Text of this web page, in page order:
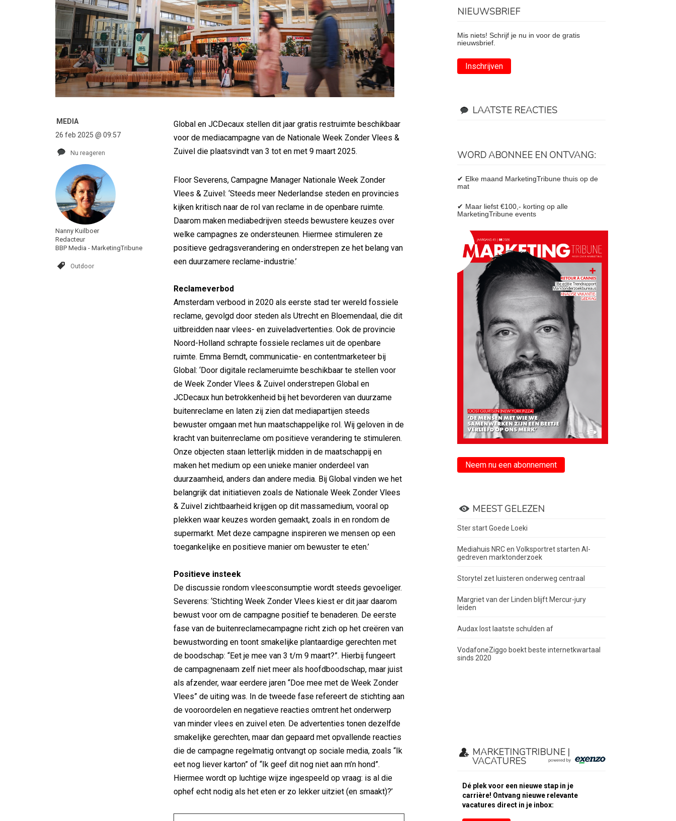
MEDIA
26 feb 2025 @ 09:57
Nu reageren
Nanny Kuilboer
Redacteur
BBP Media - MarketingTribune
Outdoor
Global en JCDecaux stellen dit jaar gratis restruimte beschikbaar
voor de mediacampagne van de Nationale Week Zonder Vlees &
Zuivel die plaatsvindt van 3 tot en met 9 maart 2025.
Floor Severens, Campagne Manager Nationale Week Zonder
Vlees & Zuivel: ‘Steeds meer Nederlandse steden en provincies
kijken kritisch naar de rol van reclame in de openbare ruimte.
Daarom maken mediabedrijven steeds bewustere keuzes over
welke campagnes ze ondersteunen. Hiermee stimuleren ze
positieve gedragsverandering en onderstrepen ze het belang van
een duurzamere reclame-industrie.’
Reclameverbod
Amsterdam verbood in 2020 als eerste stad ter wereld fossiele
reclame, gevolgd door steden als Utrecht en Bloemendaal, die dit
uitbreidden naar vlees- en zuiveladvertenties. Ook de provincie
Noord-Holland schrapte fossiele reclames uit de openbare
ruimte. Emma Berndt, communicatie- en contentmarketeer bij
Global: ‘Door digitale reclameruimte beschikbaar te stellen voor
de Week Zonder Vlees & Zuivel onderstrepen Global en
JCDecaux hun betrokkenheid bij het bevorderen van duurzame
buitenreclame en laten zij zien dat mediapartijen steeds
bewuster omgaan met hun maatschappelijke rol. Wij geloven in de
kracht van buitenreclame om positieve verandering te stimuleren.
Onze objecten staan letterlijk midden in de maatschappij en
maken het medium op een unieke manier onderdeel van
duurzaamheid, anders dan andere media. Bij Global vinden we het
belangrijk dat initiatieven zoals de Nationale Week Zonder Vlees
& Zuivel zichtbaarheid krijgen op dit massamedium, vooral op
plekken waar keuzes worden gemaakt, zoals in en rondom de
supermarkt. Met deze campagne inspireren we mensen op een
toegankelijke en positieve manier om bewuster te eten.’
Positieve insteek
De discussie rondom vleesconsumptie wordt steeds gevoeliger.
Severens: ‘Stichting Week Zonder Vlees kiest er dit jaar daarom
bewust voor om de campagne positief te benaderen. De eerste
fase van de buitenreclamecampagne richt zich op het creëren van
bewustwording en toont smakelijke plantaardige gerechten met
de boodschap: “Eet je mee van 3 t/m 9 maart?”. Hierbij fungeert
de campagnenaam zelf niet meer als hoofdboodschap, maar juist
als afzender, waar eerdere jaren “Doe mee met de Week Zonder
Vlees” de uiting was. In de tweede fase refereert de stichting aan
de vooroordelen en negatieve reacties omtrent het onderwerp
van minder vlees en zuivel eten. De advertenties tonen dezelfde
smakelijke gerechten, maar dan gepaard met opvallende reacties
die de campagne regelmatig ontvangt op sociale media, zoals “Ik
eet nog liever karton” of “Ik geef dit nog niet aan m’n hond”.
Hiermee wordt op luchtige wijze ingespeeld op vraag: is al die
ophef echt nodig als het eten er zo lekker uitziet (en smaakt)?’
NIEUWSBRIEF
Mis niets! Schrijf je nu in voor de gratis
nieuwsbrief.
Inschrijven
LAATSTE REACTIES
WORD ABONNEE EN ONTVANG:
✔ Elke maand MarketingTribune thuis op de
mat
✔ Maar liefst €100,- korting op alle
MarketingTribune events
Neem nu een abonnement
MEEST GELEZEN
Ster start Goede Loeki
Mediahuis NRC en Volksportret starten AI-
gedreven marktonderzoek
Storytel zet luisteren onderweg centraal
Margriet van der Linden blijft Mercur-jury
leiden
Audax lost laatste schulden af
VodafoneZiggo boekt beste internetkwartaal
sinds 2020
MARKETINGTRIBUNE |
VACATURES
Dé plek voor een nieuwe stap in je
carrière! Ontvang nieuwe relevante
vacatures direct in je inbox: